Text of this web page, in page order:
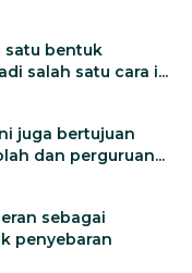
satu bentuk
salah satu cara i...
juga bertujuan
dan perguruan...
sebagai
penyebaran